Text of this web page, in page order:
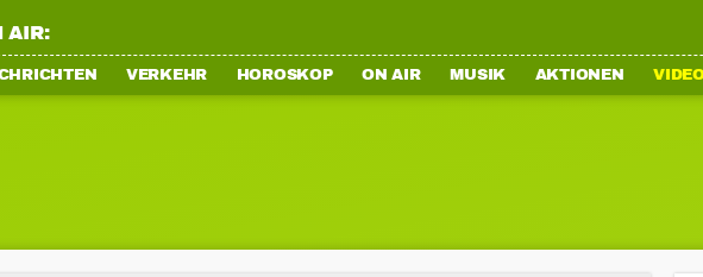
AIR:
VERKEHR HOROSKOP ON AIR MUSIK AKTIONEN